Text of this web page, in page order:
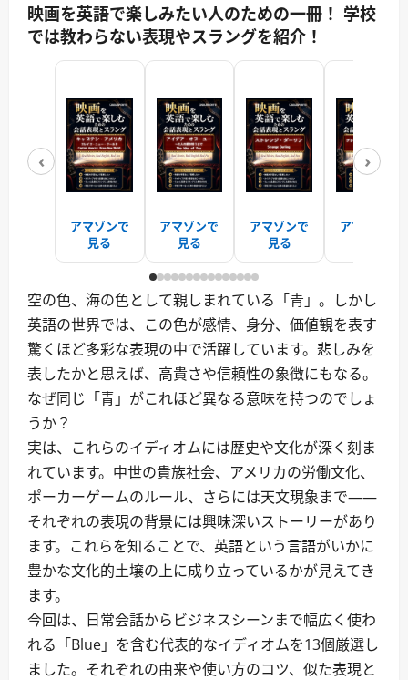
映画を英語で楽しみたい人のための一冊！ 学校
では教わらない表現やスラングを紹介！
‹
アマゾンで
見る
アマゾンで
見る
アマゾンで
見る
アマゾンで
›
空の色、海の色として親しまれている「青」。しかし
英語の世界では、この色が感情、身分、価値観を表す
驚くほど多彩な表現の中で活躍しています。悲しみを
表したかと思えば、高貴さや信頼性の象徴にもなる。
なぜ同じ「青」がこれほど異なる意味を持つのでしょ
うか？
実は、これらのイディオムには歴史や文化が深く刻ま
れています。中世の貴族社会、アメリカの労働文化、
ポーカーゲームのルール、さらには天文現象まで――
それぞれの表現の背景には興味深いストーリーがあり
ます。これらを知ることで、英語という言語がいかに
豊かな文化的土壌の上に成り立っているかが見えてき
ます。
今回は、日常会話からビジネスシーンまで幅広く使わ
れる「Blue」を含む代表的なイディオムを13個厳選し
ました。それぞれの由来や使い方のコツ、似た表現と